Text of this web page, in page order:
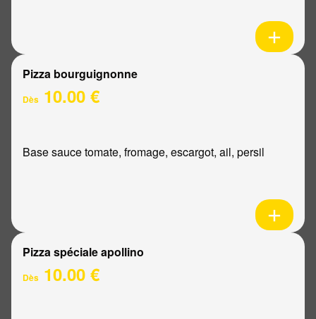
Pizza bourguignonne
Dès 10.00 €
Base sauce tomate, fromage, escargot, ail, persil
Pizza spéciale apollino
Dès 10.00 €